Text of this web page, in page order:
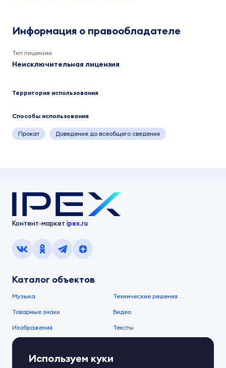
Информация о правообладателе
Тип лицензии
Неисключительная лицензия
Территория использования
Способы использования
Прокат Доведение до всеобщего сведения
Контент-маркет ipex.ru
Каталог объектов
Музыка Технические решения
Товарные знаки Видео
Изображения Тексты
О компании
О сервисеИспользуем куки